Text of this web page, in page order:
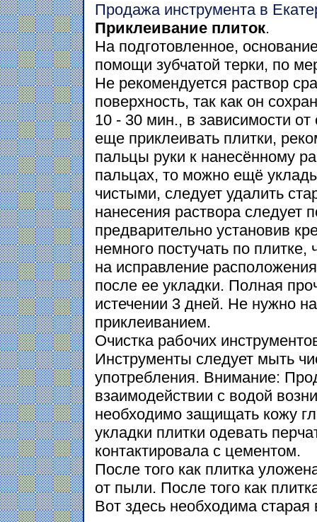
Продажа инструмента в
Приклеивание плиток.
На подготовленное,
помощи зубчатой терки, по
Не рекомендуется раствор
поверхность, так как он
10 - 30 мин., в зависимости
еще приклеивать плитки,
пальцы руки к нанесённому
пальцах, то можно ещё
чистыми, следует удалить
нанесения раствора следует
предварительно установив
немного постучать по
на исправление
после ее укладки. Полная
истечении 3 дней. Не нужно
приклеиванием.
Очистка рабочих
Инструменты следует мыть
употребления. Внимание:
взаимодействии с водой
необходимо защищать кожу
укладки плитки одевать
контактировала с цементом.
После того как плитка
от пыли. После того как
Вот здесь необходима старая